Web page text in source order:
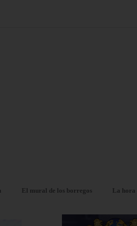
El mural de los borregos La hora